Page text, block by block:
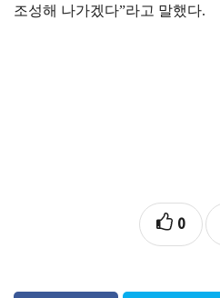
조성해 나가겠다”라고 말했다.
0